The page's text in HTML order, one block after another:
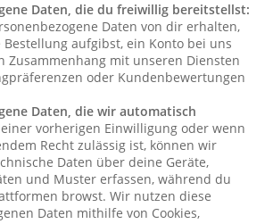
Daten, die du freiwillig bereitstellst:
Daten von dir erhalten,
aufgibst, ein Konto bei uns
Zusammenhang mit unseren Diensten
oder Kundenbewertungen
Daten, die wir automatisch
vorherigen Einwilligung oder wenn
Recht zulässig ist, können wir
Daten über deine Geräte,
und Muster erfassen, während du
browst. Wir nutzen diese
Daten mithilfe von Cookies,